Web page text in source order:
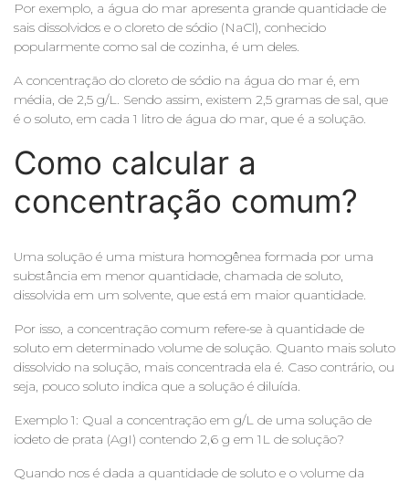
Por exemplo, a água do mar apresenta grande quantidade de
sais dissolvidos e o cloreto de sódio (NaCl), conhecido
popularmente como sal de cozinha, é um deles.
A concentração do cloreto de sódio na água do mar é, em
média, de 2,5 g/L. Sendo assim, existem 2,5 gramas de sal, que
é o soluto, em cada 1 litro de água do mar, que é a solução.
Como calcular a
concentração comum?
Uma solução é uma mistura homogênea formada por uma
substância em menor quantidade, chamada de soluto,
dissolvida em um solvente, que está em maior quantidade.
Por isso, a concentração comum refere-se à quantidade de
soluto em determinado volume de solução. Quanto mais soluto
dissolvido na solução, mais concentrada ela é. Caso contrário, ou
seja, pouco soluto indica que a solução é diluída.
Exemplo 1: Qual a concentração em g/L de uma solução de
iodeto de prata (AgI) contendo 2,6 g em 1L de solução?
Quando nos é dada a quantidade de soluto e o volume da